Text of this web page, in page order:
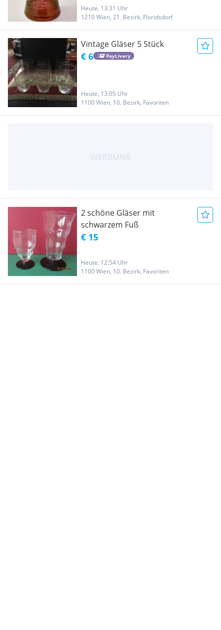
Heute, 13:31 Uhr
1210 Wien, 21. Bezirk, Floridsdorf
Vintage Gläser 5 Stück
€ 6 PayLivery
Heute, 13:05 Uhr
1100 Wien, 10. Bezirk, Favoriten
2 schöne Gläser mit
schwarzem Fuß
€ 15
Heute, 12:54 Uhr
1100 Wien, 10. Bezirk, Favoriten